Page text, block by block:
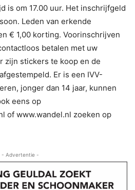
is om 17.00 uur. Het inschrijfgeld
Leden van erkende
€ 1,00 korting. Voorinschrijven
betalen met uw
zijn stickers te koop en de
Er is een IVV-
jonger dan 14 jaar, kunnen
eens op
of www.wandel.nl zoeken op
- Advertentie -